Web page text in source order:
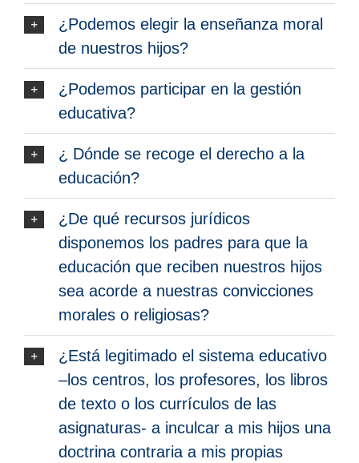
¿Podemos elegir la enseñanza moral
de nuestros hijos?
¿Podemos participar en la gestión
educativa?
¿ Dónde se recoge el derecho a la
educación?
¿De qué recursos jurídicos
disponemos los padres para que la
educación que reciben nuestros hijos
sea acorde a nuestras convicciones
morales o religiosas?
¿Está legitimado el sistema educativo
–los centros, los profesores, los libros
de texto o los currículos de las
asignaturas- a inculcar a mis hijos una
doctrina contraria a mis propias